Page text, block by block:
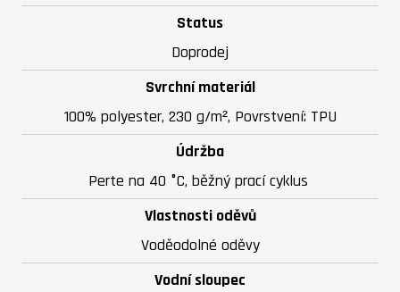
Status
Doprodej
Svrchní materiál
100% polyester, 230 g/m², Povrstvení: TPU
Údržba
Perte na 40 °C, běžný prací cyklus
Vlastnosti oděvů
Voděodolné oděvy
Vodní sloupec